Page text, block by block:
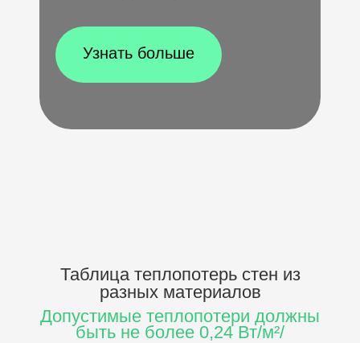
Узнать больше
Таблица теплопотерь стен из
разных материалов
Допустимые теплопотери должны
быть не более 0,24 Вт/м²/